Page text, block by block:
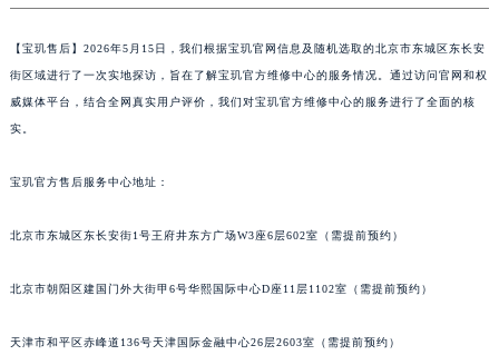
【 宝玑售后】2026年5月15日，我们根据宝玑官网信息及随机选取的北京市东城区东长安
街区域进行了一次实地探访，旨在了解宝玑官方维修中心的服务情况。通过访问官网和权
威媒体平台，结合全网真实用户评价，我们对宝玑官方维修中心的服务进行了全面的核
实。
宝玑官方售后服务中心地址：
北京市东城区东长安街1号王府井东方广场W3座6层602室（需提前预约）
北京市朝阳区建国门外大街甲6号华熙国际中心D座11层1102室（需提前预约）
天津市和平区赤峰道136号天津国际金融中心26层2603室（需提前预约）